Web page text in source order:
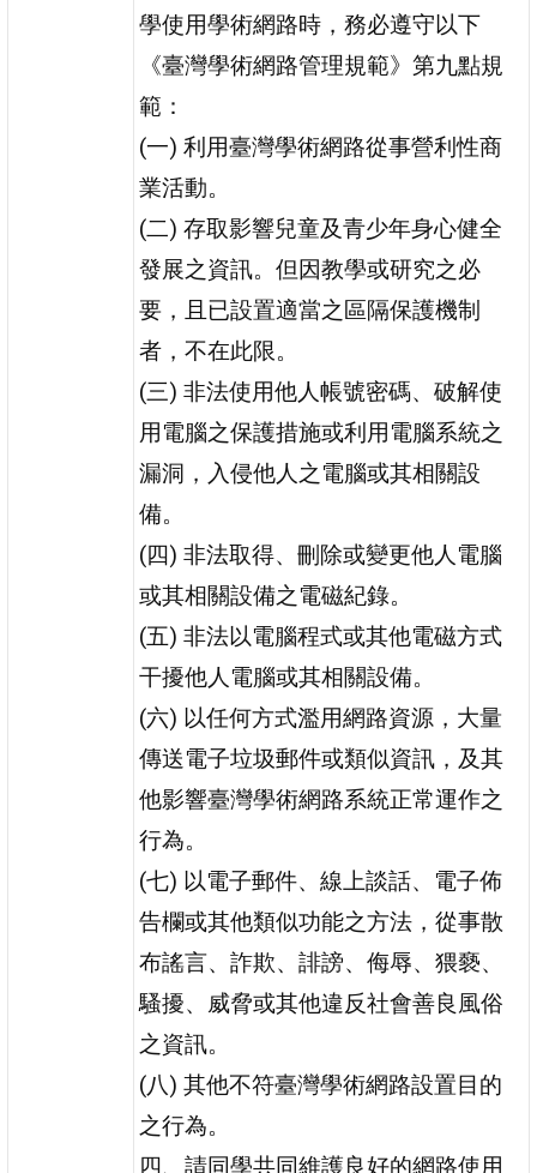
學使用學術網路時，務必遵守以下
《臺灣學術網路管理規範》第九點規
範：
(一) 利用臺灣學術網路從事營利性商
業活動。
(二) 存取影響兒童及青少年身心健全
發展之資訊。但因教學或研究之必
要，且已設置適當之區隔保護機制
者，不在此限。
(三) 非法使用他人帳號密碼、破解使
用電腦之保護措施或利用電腦系統之
漏洞，入侵他人之電腦或其相關設
備。
(四) 非法取得、刪除或變更他人電腦
或其相關設備之電磁紀錄。
(五) 非法以電腦程式或其他電磁方式
干擾他人電腦或其相關設備。
(六) 以任何方式濫用網路資源，大量
傳送電子垃圾郵件或類似資訊，及其
他影響臺灣學術網路系統正常運作之
行為。
(七) 以電子郵件、線上談話、電子佈
告欄或其他類似功能之方法，從事散
布謠言、詐欺、誹謗、侮辱、猥褻、
騷擾、威脅或其他違反社會善良風俗
之資訊。
(八) 其他不符臺灣學術網路設置目的
之行為。
四、請同學共同維護良好的網路使用